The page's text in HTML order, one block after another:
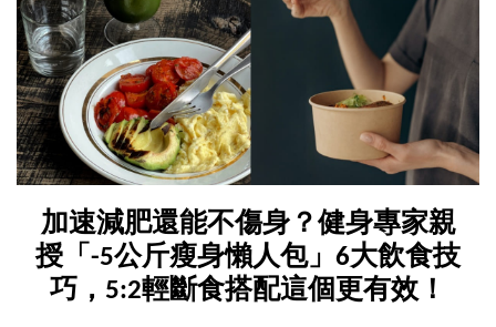
加速減肥還能不傷身？健身專家親
授「-5公斤瘦身懶人包」6大飲食技
巧，5:2輕斷食搭配這個更有效！